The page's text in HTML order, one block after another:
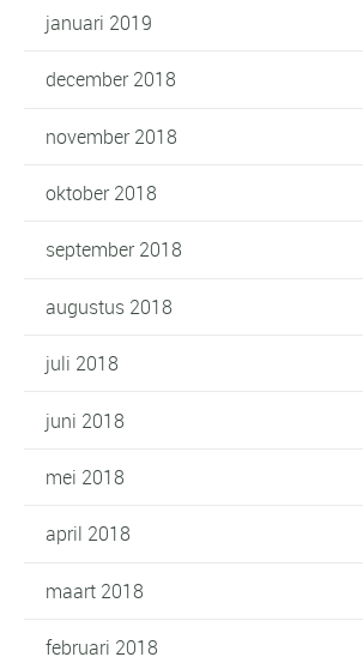
januari 2019
december 2018
november 2018
oktober 2018
september 2018
augustus 2018
juli 2018
juni 2018
mei 2018
april 2018
maart 2018
februari 2018